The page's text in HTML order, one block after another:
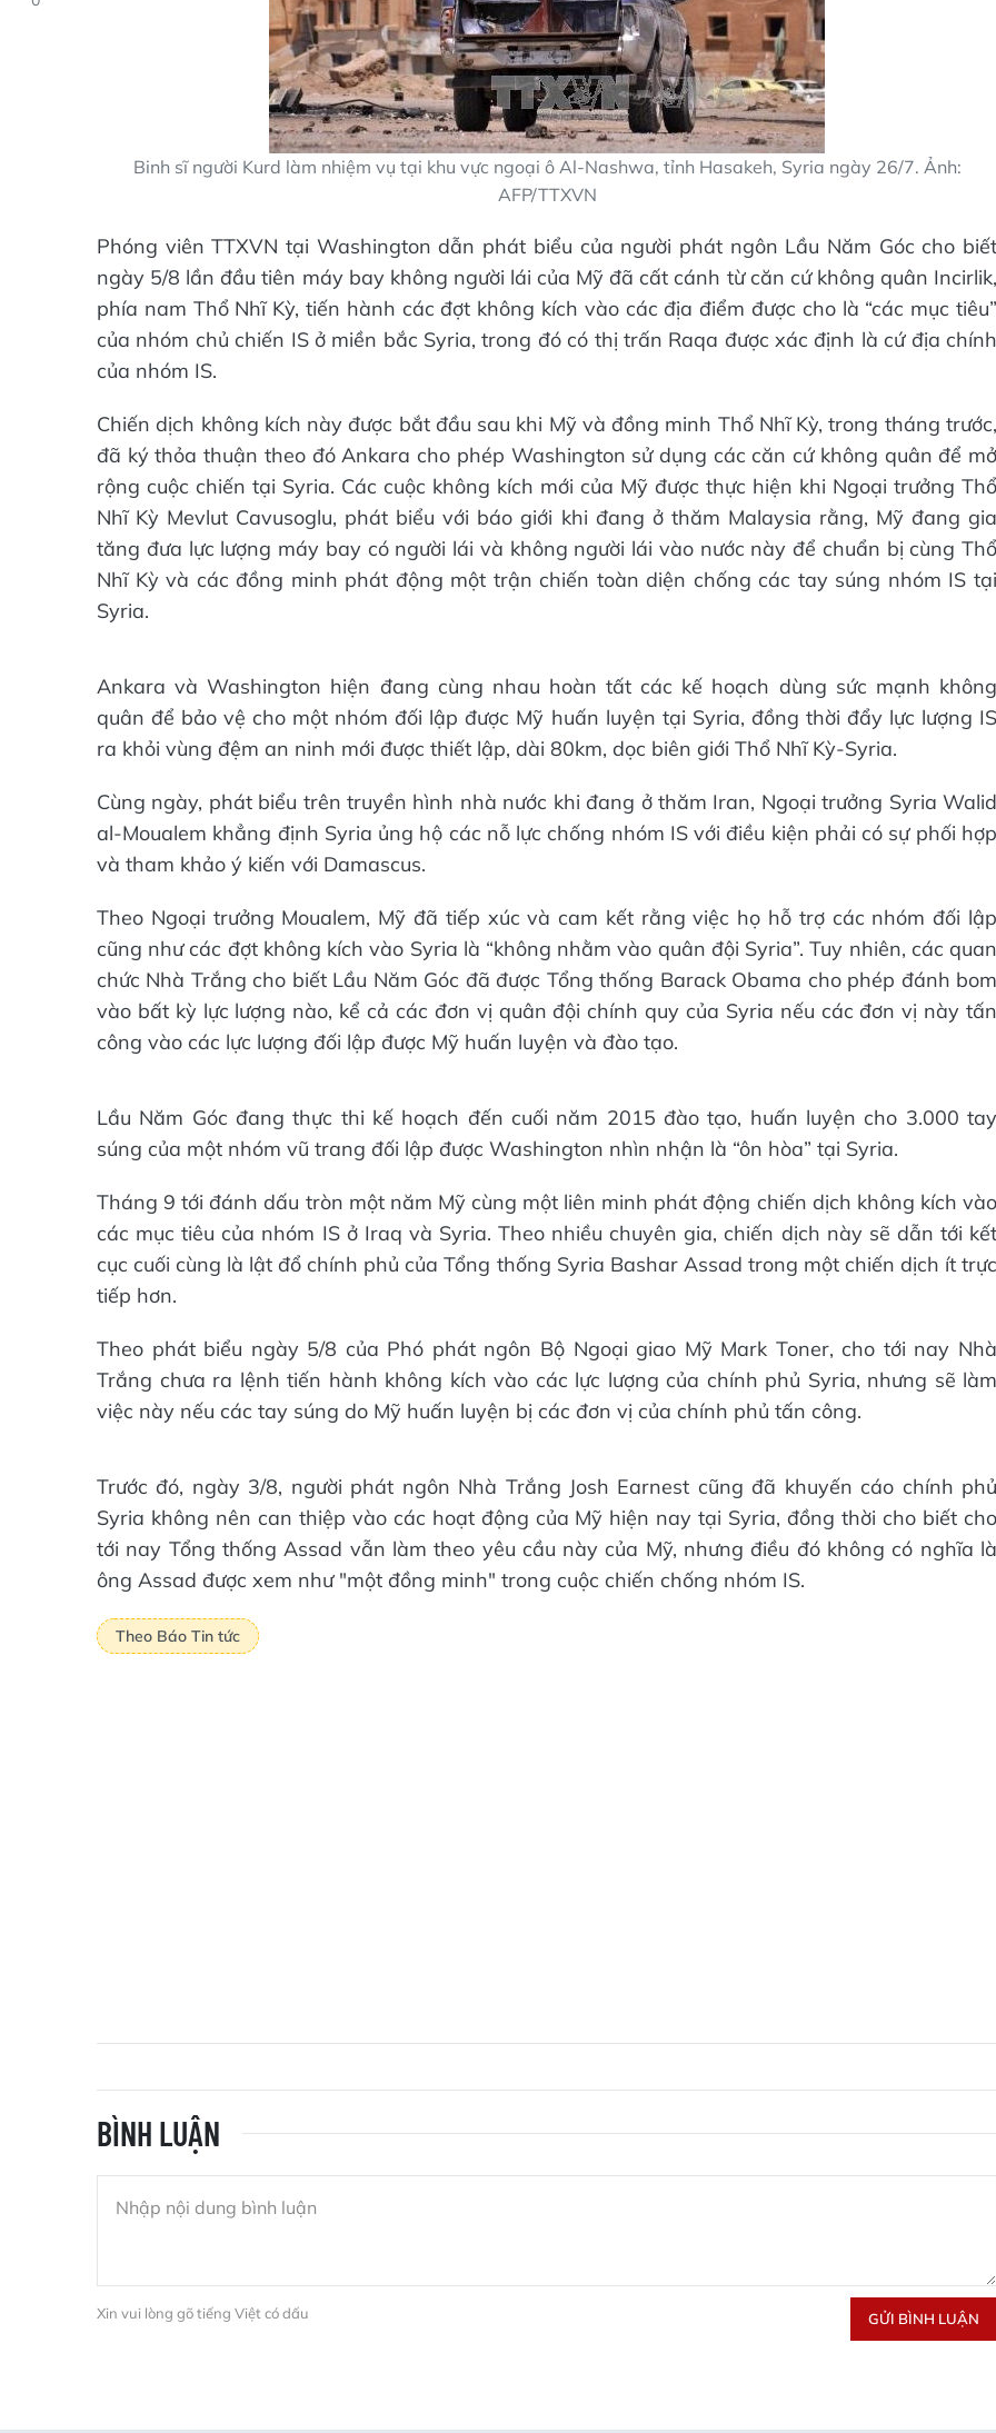
Binh sĩ người Kurd làm nhiệm vụ tại khu vực ngoại ô Al-Nashwa, tỉnh Hasakeh, Syria ngày 26/7. Ảnh:
AFP/TTXVN
Phóng viên TTXVN tại Washington dẫn phát biểu của người phát ngôn Lầu Năm Góc cho biết
ngày 5/8 lần đầu tiên máy bay không người lái của Mỹ đã cất cánh từ căn cứ không quân Incirlik,
phía nam Thổ Nhĩ Kỳ, tiến hành các đợt không kích vào các địa điểm được cho là “các mục tiêu”
của nhóm chủ chiến IS ở miền bắc Syria, trong đó có thị trấn Raqa được xác định là cứ địa chính
của nhóm IS.
Chiến dịch không kích này được bắt đầu sau khi Mỹ và đồng minh Thổ Nhĩ Kỳ, trong tháng trước,
đã ký thỏa thuận theo đó Ankara cho phép Washington sử dụng các căn cứ không quân để mở
rộng cuộc chiến tại Syria. Các cuộc không kích mới của Mỹ được thực hiện khi Ngoại trưởng Thổ
Nhĩ Kỳ Mevlut Cavusoglu, phát biểu với báo giới khi đang ở thăm Malaysia rằng, Mỹ đang gia
tăng đưa lực lượng máy bay có người lái và không người lái vào nước này để chuẩn bị cùng Thổ
Nhĩ Kỳ và các đồng minh phát động một trận chiến toàn diện chống các tay súng nhóm IS tại
Syria.
Ankara và Washington hiện đang cùng nhau hoàn tất các kế hoạch dùng sức mạnh không
quân để bảo vệ cho một nhóm đối lập được Mỹ huấn luyện tại Syria, đồng thời đẩy lực lượng IS
ra khỏi vùng đệm an ninh mới được thiết lập, dài 80km, dọc biên giới Thổ Nhĩ Kỳ-Syria.
Cùng ngày, phát biểu trên truyền hình nhà nước khi đang ở thăm Iran, Ngoại trưởng Syria Walid
al-Moualem khẳng định Syria ủng hộ các nỗ lực chống nhóm IS với điều kiện phải có sự phối hợp
và tham khảo ý kiến với Damascus.
Theo Ngoại trưởng Moualem, Mỹ đã tiếp xúc và cam kết rằng việc họ hỗ trợ các nhóm đối lập
cũng như các đợt không kích vào Syria là “không nhằm vào quân đội Syria”. Tuy nhiên, các quan
chức Nhà Trắng cho biết Lầu Năm Góc đã được Tổng thống Barack Obama cho phép đánh bom
vào bất kỳ lực lượng nào, kể cả các đơn vị quân đội chính quy của Syria nếu các đơn vị này tấn
công vào các lực lượng đối lập được Mỹ huấn luyện và đào tạo.
Lầu Năm Góc đang thực thi kế hoạch đến cuối năm 2015 đào tạo, huấn luyện cho 3.000 tay
súng của một nhóm vũ trang đối lập được Washington nhìn nhận là “ôn hòa” tại Syria.
Tháng 9 tới đánh dấu tròn một năm Mỹ cùng một liên minh phát động chiến dịch không kích vào
các mục tiêu của nhóm IS ở Iraq và Syria. Theo nhiều chuyên gia, chiến dịch này sẽ dẫn tới kết
cục cuối cùng là lật đổ chính phủ của Tổng thống Syria Bashar Assad trong một chiến dịch ít trực
tiếp hơn.
Theo phát biểu ngày 5/8 của Phó phát ngôn Bộ Ngoại giao Mỹ Mark Toner, cho tới nay Nhà
Trắng chưa ra lệnh tiến hành không kích vào các lực lượng của chính phủ Syria, nhưng sẽ làm
việc này nếu các tay súng do Mỹ huấn luyện bị các đơn vị của chính phủ tấn công.
Trước đó, ngày 3/8, người phát ngôn Nhà Trắng Josh Earnest cũng đã khuyến cáo chính phủ
Syria không nên can thiệp vào các hoạt động của Mỹ hiện nay tại Syria, đồng thời cho biết cho
tới nay Tổng thống Assad vẫn làm theo yêu cầu này của Mỹ, nhưng điều đó không có nghĩa là
ông Assad được xem như "một đồng minh" trong cuộc chiến chống nhóm IS.
Theo Báo Tin tức
BÌNH LUẬN
Xin vui lòng gõ tiếng Việt có dấu GỬI BÌNH LUẬN